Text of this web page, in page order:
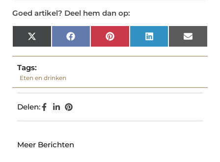
Goed artikel? Deel hem dan op:
X
(Twitter)
Facebook Pinterest LinkedIn Email
Tags:
Eten en drinken
Delen:
Meer Berichten